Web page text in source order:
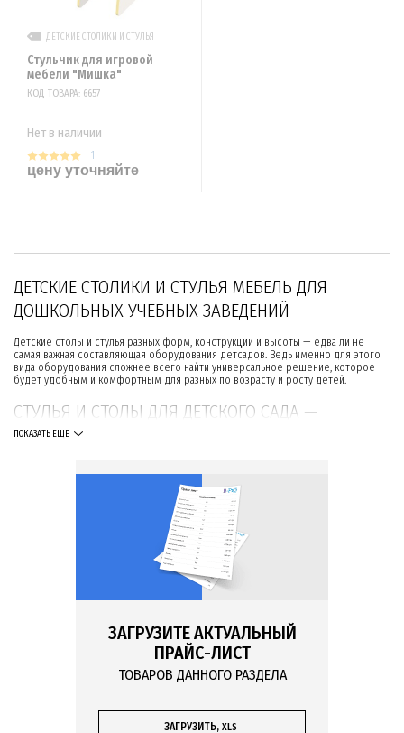
ЗАГРУЗИТЕ АКТУАЛЬНЫЙ
ПРАЙС-ЛИСТ
ТОВАРОВ ДАННОГО РАЗДЕЛА
ЗАГРУЗИТЬ, XLS
ДЕТСКИЕ СТОЛИКИ И СТУЛЬЯ
Стульчик для игровой
мебели "Мишка"
КОД ТОВАРА: 6657
Нет в наличии
1
цену уточняйте
ДЕТСКИЕ СТОЛИКИ И СТУЛЬЯ МЕБЕЛЬ ДЛЯ
ДОШКОЛЬНЫХ УЧЕБНЫХ ЗАВЕДЕНИЙ
Детские столы и стулья разных форм, конструкции и высоты — едва ли не
самая важная составляющая оборудования детсадов. Ведь именно для этого
вида оборудования сложнее всего найти универсальное решение, которое
будет удобным и комфортным для разных по возрасту и росту детей.
СТУЛЬЯ И СТОЛЫ ДЛЯ ДЕТСКОГО САДА —
БОЛЬШОЙ ВЫБОР МЕБЕЛИ ПО ВЫГОДНЫМ
В этой категории представлена только качественная мебель для
оборудования зоны обучения и творчества в соответствии с потребностями
дошкольного учебного заведения:
столы для детского сада,
АССОРТИМЕНТ СТОЛИКОВ ДЛЯ ДЕТСКОГО САДА
Выбор столов для дошкольников очень большой. В нашем интернет-магазине
представлены наиболее популярные варианты формы столешницы:
трапециевидная;
ПОКАЗАТЬ ЕЩЕ